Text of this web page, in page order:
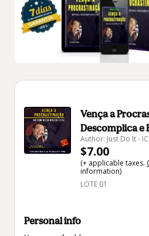
Vença a
Descomplica e
Author: Just Do It -
$7.00
(+ applicable taxes.
information)
LOTE 01
Personal info